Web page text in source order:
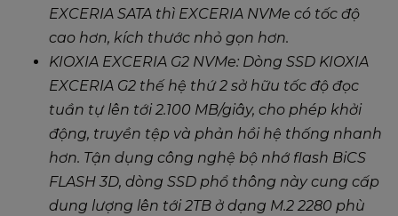
EXCERIA SATA thì EXCERIA NVMe có tốc độ
cao hơn, kích thước nhỏ gọn hơn.
KIOXIA EXCERIA G2 NVMe: Dòng SSD KIOXIA
EXCERIA G2 thế hệ thứ 2 sở hữu tốc độ đọc
tuần tự lên tới 2.100 MB/giây, cho phép khởi
động, truyền tệp và phản hồi hệ thống nhanh
hơn. Tận dụng công nghệ bộ nhớ flash BiCS
FLASH 3D, dòng SSD phổ thông này cung cấp
dung lượng lên tới 2TB ở dạng M.2 2280 phù